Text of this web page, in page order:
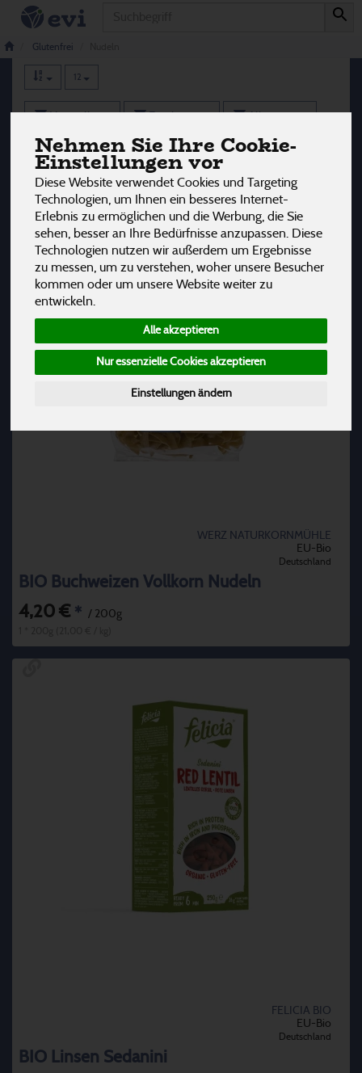
Nehmen Sie Ihre Cookie-
Einstellungen vor
Diese Website verwendet Cookies und Targeting
Technologien, um Ihnen ein besseres Internet-
Erlebnis zu ermöglichen und die Werbung, die Sie
sehen, besser an Ihre Bedürfnisse anzupassen. Diese
Technologien nutzen wir außerdem um Ergebnisse
zu messen, um zu verstehen, woher unsere Besucher
kommen oder um unsere Website weiter zu
entwickeln.
Alle akzeptieren
Nur essenzielle Cookies akzeptieren
Einstellungen ändern
Glutenfrei
Nudeln
12
WERZ NATURKORNMÜHLE
EU-Bio
Deutschland
BIO Buchweizen Vollkorn Nudeln
4,20 € * / 200g
FELICIA BIO
EU-Bio
Deutschland
BIO Linsen Sedanini